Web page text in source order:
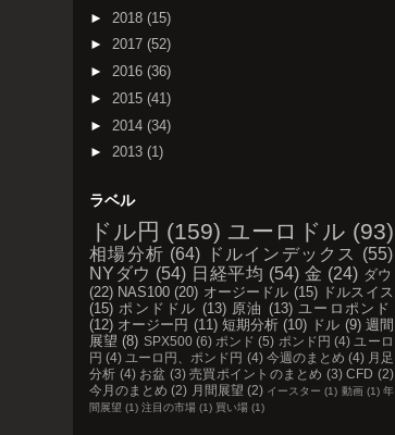
► 2018 (15)
► 2017 (52)
► 2016 (36)
► 2015 (41)
► 2014 (34)
► 2013 (1)
ラベル
ドル円 (159) ユーロドル (93)
相場分析 (64) ドルインデックス
(55)
NYダウ (54) 日経平均 (54) 金 (24) ダウ
(22) NAS100 (20) オージードル (15) ドルスイス
(15) ポンドドル (13) 原油 (13) ユーロポンド
(12) オージー円 (11) 短期分析 (10) ドル (9) 週間
展望 (8) SPX500 (6) ポンド (5) ポンド円 (4) ユーロ
円 (4) ユーロ円、ポンド円 (4) 今週のまとめ (4) 月足
分析 (4) お盆 (3) 売買ポイントのまとめ (3) CFD (2)
今月のまとめ (2) 月間展望 (2) イースター (1) 動画 (1) 年
間展望 (1) 注目の市場 (1) 買い場 (1)